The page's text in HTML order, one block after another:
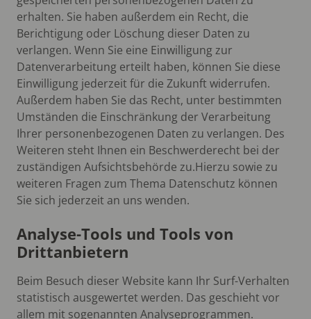
erhalten. Sie haben außerdem ein Recht, die
Berichtigung oder Löschung dieser Daten zu
verlangen. Wenn Sie eine Einwilligung zur
Datenverarbeitung erteilt haben, können Sie diese
Einwilligung jederzeit für die Zukunft widerrufen.
Außerdem haben Sie das Recht, unter bestimmten
Umständen die Einschränkung der Verarbeitung
Ihrer personenbezogenen Daten zu verlangen. Des
Weiteren steht Ihnen ein Beschwerderecht bei der
zuständigen Aufsichtsbehörde zu.Hierzu sowie zu
weiteren Fragen zum Thema Datenschutz können
Sie sich jederzeit an uns wenden.
Analyse-Tools und Tools von
Drittanbietern
Beim Besuch dieser Website kann Ihr Surf-Verhalten
statistisch ausgewertet werden. Das geschieht vor
allem mit sogenannten Analyseprogrammen.